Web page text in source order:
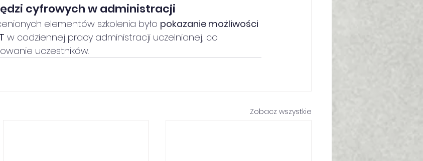
cyfrowych w administracji
elementów szkolenia było pokazanie możliwości
w codziennej pracy administracji uczelnianej, co
uczestników.
Zobacz wszystkie